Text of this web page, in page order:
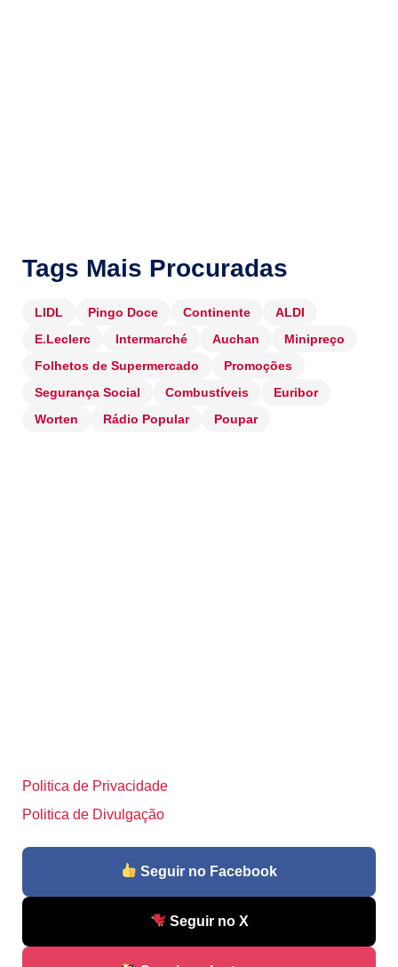
Tags Mais Procuradas
LIDL Pingo Doce Continente
ALDI
E.Leclerc
Intermarché Auchan
Minipreço
Folhetos de Supermercado
Promoções
Segurança Social
Combustíveis
Euribor
Worten
Rádio Popular Poupar
Politica de Privacidade
Politica de Divulgação
Seguir no Facebook
Seguir no X